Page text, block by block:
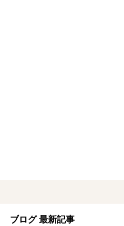
ブログ 最新記事